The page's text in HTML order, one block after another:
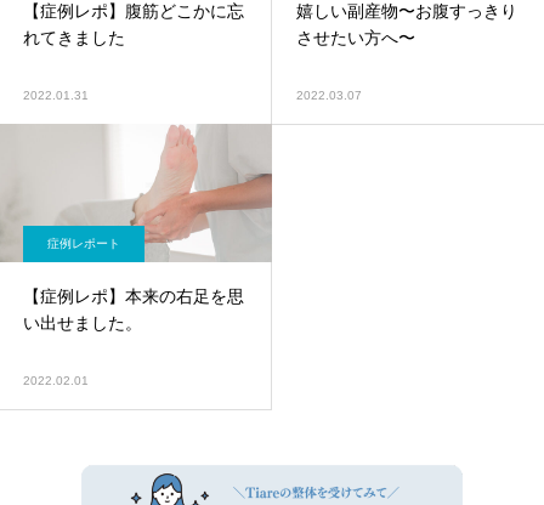
【症例レポ】腹筋どこかに忘
れてきました
2022.01.31
嬉しい副産物〜お腹すっきり
させたい方へ〜
2022.03.07
症例レポート
【症例レポ】本来の右足を思
い出せました。
2022.02.01